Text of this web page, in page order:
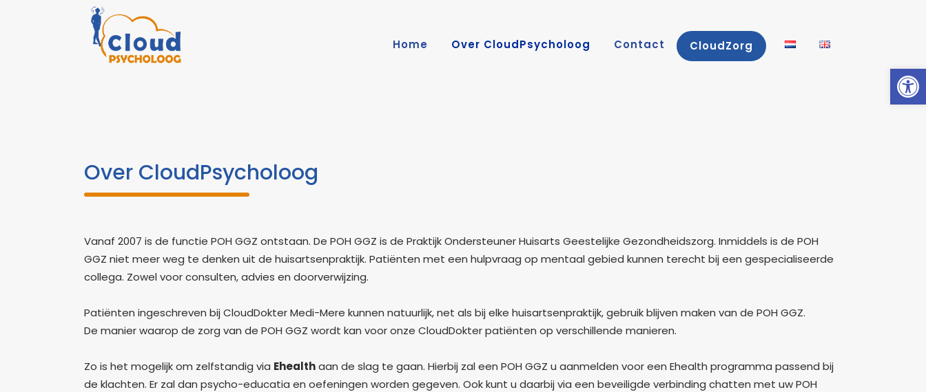
Home Over CloudPsycholoog Contact CloudZorg
Over CloudPsycholoog
Vanaf 2007 is de functie POH GGZ ontstaan. De POH GGZ is de Praktijk Ondersteuner Huisarts Geestelijke Gezondheidszorg. Inmiddels is de POH
GGZ niet meer weg te denken uit de huisartsenpraktijk. Patiënten met een hulpvraag op mentaal gebied kunnen terecht bij een gespecialiseerde
collega. Zowel voor consulten, advies en doorverwijzing.
Patiënten ingeschreven bij CloudDokter Medi-Mere kunnen natuurlijk, net als bij elke huisartsenpraktijk, gebruik blijven maken van de POH GGZ.
De manier waarop de zorg van de POH GGZ wordt kan voor onze CloudDokter patiënten op verschillende manieren.
Zo is het mogelijk om zelfstandig via Ehealthaan de slag te gaan. Hierbij zal een POH GGZ u aanmelden voor een Ehealth programma passend bij
de klachten. Er zal dan psycho-educatia en oefeningen worden gegeven. Ook kunt u daarbij via een beveiligde verbinding chatten met uw POH